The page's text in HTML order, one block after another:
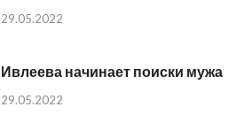
29.05.2022
Ивлеева начинает поиски мужа
29.05.2022